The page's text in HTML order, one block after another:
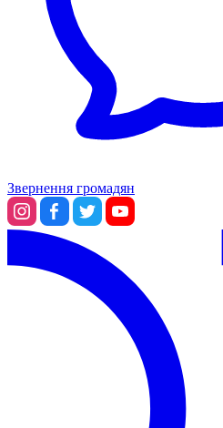
Звернення громадян